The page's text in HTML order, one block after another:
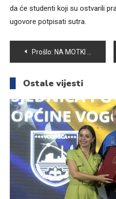
da će studenti koji su ostvarili
ugovore potpisati sutra.
Navigacija
članaka
Prošlo: NA MOTKI ODRŽANE 8. ZIMSKE PLANINARSKE IGRE
Ostale vijesti